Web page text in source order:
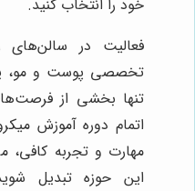
خود را انتخاب کنید.
فعالیت در سالن‌های
تخصصی پوست و مو،
تنها بخشی از
اتمام دوره آموزش
مهارت و تجربه کافی،
این حوزه تبدیل